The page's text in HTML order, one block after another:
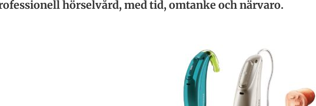
hörselvård, med tid, omtanke och närvaro.